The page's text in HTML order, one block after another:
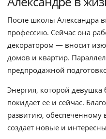
После школы Александра
профессию. Сейчас она
декоратором — вносит
домов и квартир.
предпродажной
Энергия, которой девушка
покидает ее и сейчас.
развитию, обеспеченному
создает новые и